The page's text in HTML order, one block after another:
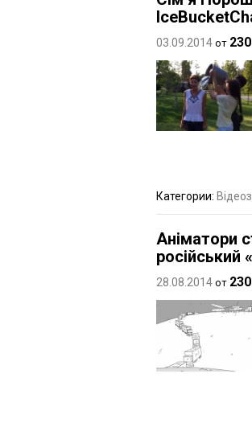
03.09.2014 от
Категории:
Аніматори
російський
28.08.2014 от